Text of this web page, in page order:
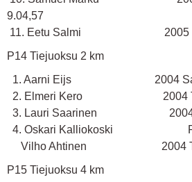
9.04,57
11. Eetu Salmi 2005
P14 Tiejuoksu 2 km
1. Aarni Eijs 2004
2. Elmeri Kero 2004
3. Lauri Saarinen 2004
4. Oskari Kalliokoski
Vilho Ahtinen 2004
P15 Tiejuoksu 4 km